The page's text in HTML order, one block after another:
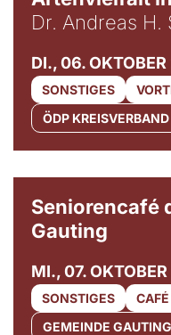
Dr. Andreas H.
DI., 06.
SONSTIGES
ÖDP
Seniorencafé
Gauting
MI., 07.
SONSTIGES
GEMEINDE GAUTING